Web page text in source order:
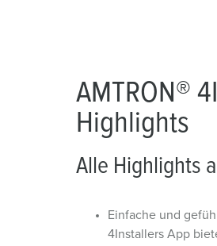
AMTRON®
Highlights
Alle Highlights
Einfache und
4Installers App